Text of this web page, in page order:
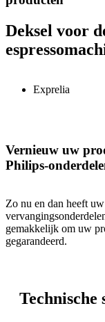
Deksel voor
Exprelia
Vernieuw uw
Philips-
Zo nu en dan heeft
gemakkelijk om uw
gegarandeerd.
Technische